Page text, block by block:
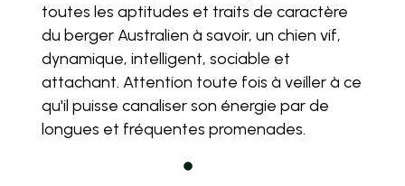
toutes les aptitudes et traits de caractère
du berger Australien à savoir, un chien vif,
dynamique, intelligent, sociable et
attachant. Attention toute fois à veiller à ce
qu'il puisse canaliser son énergie par de
longues et fréquentes promenades.